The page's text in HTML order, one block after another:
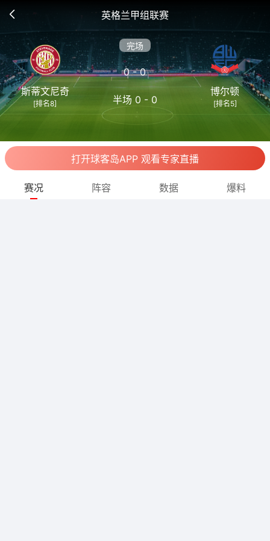
英格兰甲组联赛
斯蒂文尼奇
[排名8]
完场
0 - 0
半场 0 - 0
博尔顿
[排名5]
打开球客岛APP 观看专家直播
赛况 阵容 数据 爆料